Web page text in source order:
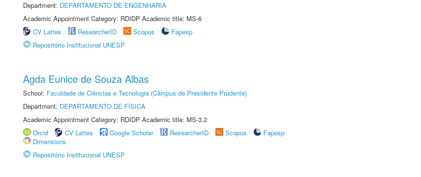
Department: DEPARTAMENTO DE ENGENHARIA
Academic Appointment Category: RDIDP Academic title: MS-6
CV Lattes
ResearcherID Scopus
Fapesp
Repositório Institucional UNESP
Agda Eunice de Souza Albas
School: Faculdade de Ciências e Tecnologia (Câmpus de Presidente Prudente)
Department: DEPARTAMENTO DE FÍSICA
Academic Appointment Category: RDIDP Academic title: MS-3.2
Orcid
CV Lattes Google Scholar ResearcherID Scopus
Fapesp
Dimensions
Repositório Institucional UNESP